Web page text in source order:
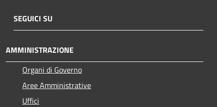
SEGUICI SU
AMMINISTRAZIONE
Organi di Governo
Aree Amministrative
Uffici